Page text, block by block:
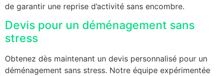
de garantir une reprise d’activité sans encombre.
Devis pour un déménagement sans
stress
Obtenez dès maintenant un devis personnalisé pour un
déménagement sans stress. Notre équipe expérimentée